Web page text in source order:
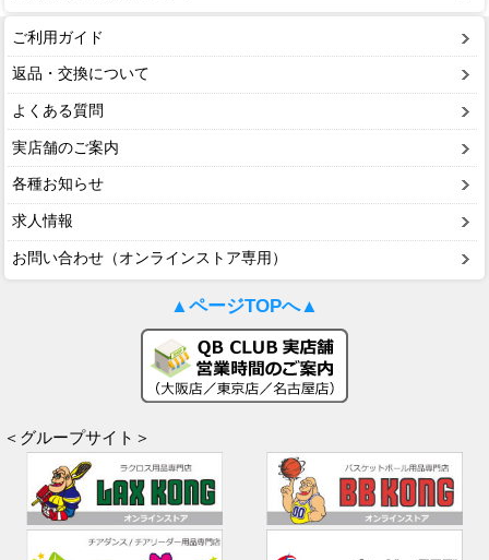
ご利用ガイド
返品・交換について
よくある質問
実店舗のご案内
各種お知らせ
求人情報
お問い合わせ（オンラインストア専用）
▲ページTOPへ▲
＜グループサイト＞